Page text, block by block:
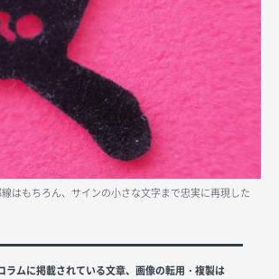
はもちろん、サインの小さな文字まで忠実に再現した
ラムに掲載されている文章、画像の転用・複製は